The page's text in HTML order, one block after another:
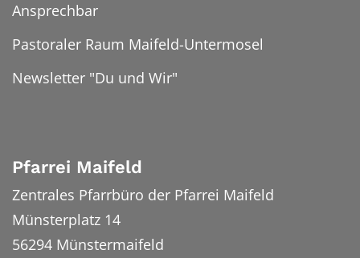
Ansprechbar
Pastoraler Raum Maifeld-Untermosel
Newsletter "Du und Wir"
Pfarrei Maifeld
Zentrales Pfarrbüro der Pfarrei Maifeld
Münsterplatz 14
56294 Münstermaifeld